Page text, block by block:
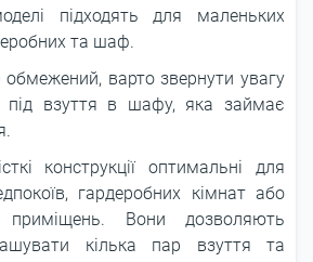
підходять для маленьких
та шаф.
обмежений, варто звернути увагу
під взуття в шафу, яка займає
конструкції оптимальні для
гардеробних кімнат або
приміщень. Вони дозволяють
кілька пар взуття та